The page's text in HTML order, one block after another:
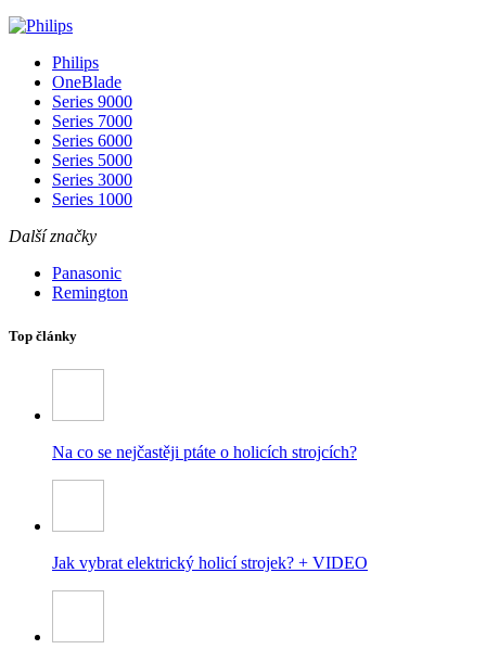
Philips
OneBlade
Series 9000
Series 7000
Series 6000
Series 5000
Series 3000
Series 1000
Další značky
Panasonic
Remington
Top články
Na co se nejčastěji ptáte o holicích strojcích?
Jak vybrat elektrický holicí strojek? + VIDEO